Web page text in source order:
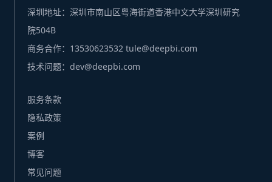
深圳地址：深圳市南山区粤海街道香港中文大学深圳研究
院504B
商务合作：13530623532 tule@deepbi.com
技术问题：dev@deepbi.com
服务条款
隐私政策
案例
博客
常见问题